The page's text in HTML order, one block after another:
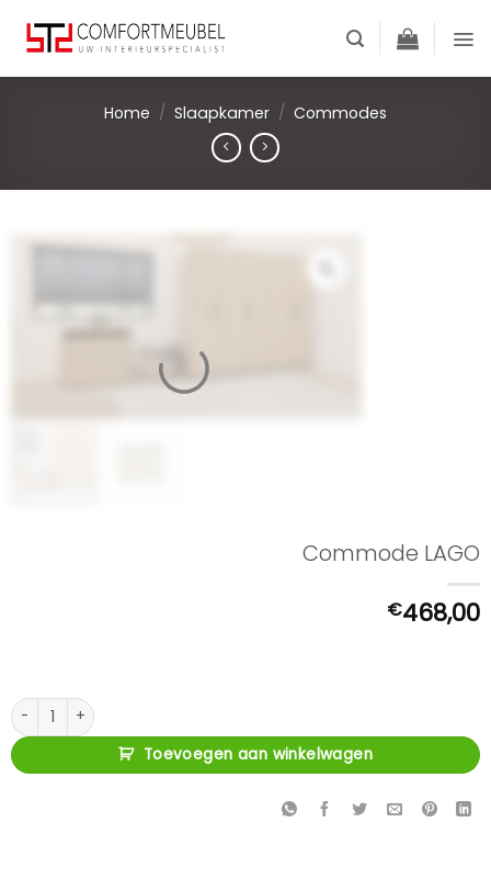
content
Home / Slaapkamer / Commodes
Commode LAGO
€468,00
Commode LAGO aantal
Toevoegen aan winkelwagen